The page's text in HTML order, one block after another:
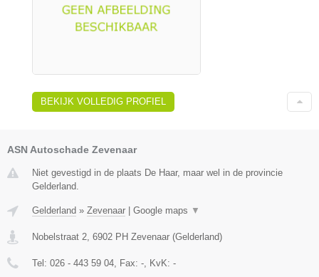
BEKIJK VOLLEDIG PROFIEL
ASN Autoschade Zevenaar
Niet gevestigd in de plaats De Haar, maar wel in de provincie
Gelderland.
Gelderland » Zevenaar | Google maps ▼
Nobelstraat 2 6902 PH Zevenaar (Gelderland)
Tel: 026 - 443 59 04 , Fax: - , KvK: -